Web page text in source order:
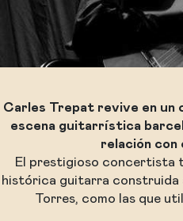
Carles Trepat revive en un
escena guitarrística
relación con
El prestigioso concertista
histórica guitarra construida
Torres, como las que